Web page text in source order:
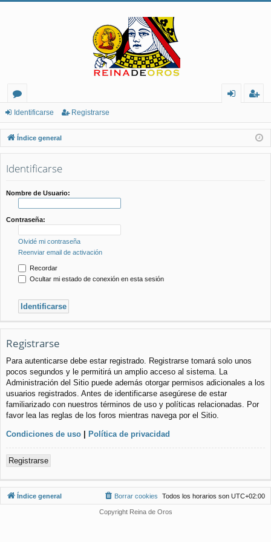
or
os
nt
ifi
ist
ra
Identificarse Registrarse
Índice general
Identificarse
Nombre de Usuario:
Contraseña:
Olvidé mi contraseña
Reenviar email de activación
Recordar
Ocultar mi estado de conexión en esta sesión
Registrarse
Para autenticarse debe estar registrado. Registrarse tomará solo unos
pocos segundos y le permitirá un amplio acceso al sistema. La
Administración del Sitio puede además otorgar permisos adicionales a los
usuarios registrados. Antes de identificarse asegúrese de estar
familiarizado con nuestros términos de uso y políticas relacionadas. Por
favor lea las reglas de los foros mientras navega por el Sitio.
Condiciones de uso | Política de privacidad
Registrarse
Índice general Todos los horarios son UTC+02:00
Borrar cookies
Copyright Reina de Oros